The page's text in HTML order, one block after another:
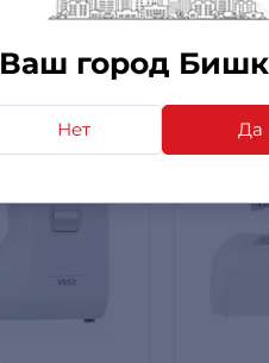
Ваш город
Нет Да